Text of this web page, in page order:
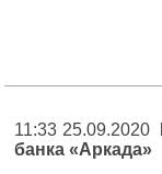
11:33 25.09.2020
банка «Аркада»